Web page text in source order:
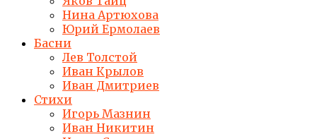
Нина Артюхова
Юрий Ермолаев
Басни
Лев Толстой
Иван Крылов
Иван Дмитриев
Стихи
Игорь Мазнин
Иван Никитин